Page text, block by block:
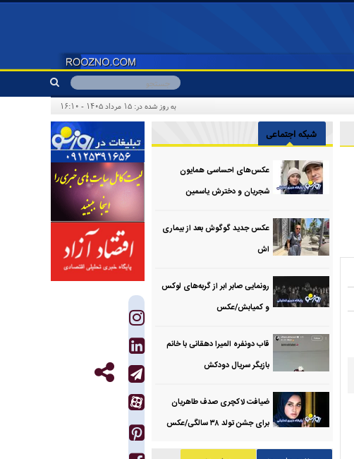
به روز شده در: ۱۵ مرداد ۱۴۰۵ - ۱۶:۱۰
شبکه اجتماعی
عکس‌های احساسی همایون
شجریان و دخترش یاسمین
عکس جدید گوگوش بعد از بیماری
اش
رونمایی صابر ابر از گربه‌های لوکس
و کمیابش/عکس
قاب دونفره المیرا دهقانی با خانم
بازیگر سریال دودکش
ضیافت لاکچری صدف طاهریان
برای جشن تولد ۳۸ سالگی‌/عکس